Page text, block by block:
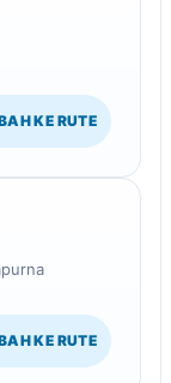
KE RUTE
KE RUTE